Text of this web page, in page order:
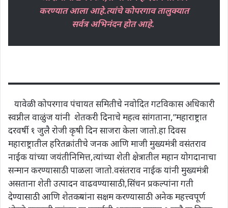
करण्यात आला आहे.त्यांचे कोपरगाव तालुक्यात
सर्वत्र अभिनंदन होत आहे.
यावेळी कोपरगाव पंचायत समितीचे नवोदित गटविकास अधिकारी
स्वप्नील वाळुंज यांनी शेतकरी दिनाचे महत्व सांगताना,”महाराष्ट्रात
दरवर्षी १ जुलै रोजी कृषी दिन साजरा केला जातो.हा दिवस
महाराष्ट्रातील हरितक्रांतीचे जनक आणि माजी मुख्यमंत्री वसंतराव
नाईक यांच्या जयंतीनिमित्त,त्यांच्या शेती क्षेत्रातील महान योगदानाचा
सन्मान करण्यासाठी पाळला जातो.वसंतराव नाईक यांनी मुख्यमंत्री
असताना शेती उत्पादन वाढवण्यासाठी,सिंचन प्रकल्पांना गती
देण्यासाठी आणि शेतकऱ्यांना सक्षम करण्यासाठी अनेक महत्त्वपूर्ण